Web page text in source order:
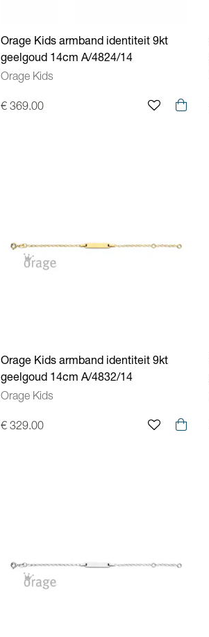
Orage Kids armband identiteit 9kt
geelgoud 14cm A/4824/14
Orage Kids
€ 369.00
Orage Kids armband identiteit 9kt
geelgoud 14cm A/4832/14
Orage Kids
€ 329.00